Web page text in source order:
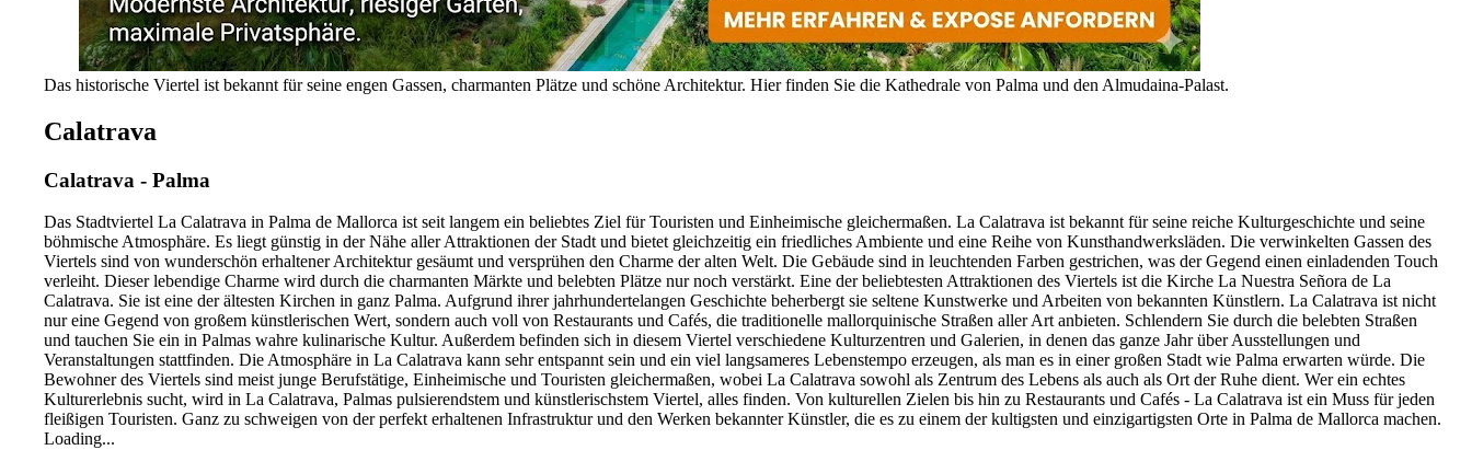
Das historische Viertel ist bekannt für seine engen Gassen, charmanten Plätze und schöne Architektur. Hier finden Sie die Kathedrale von Palma und den Almudaina-Palast.
Calatrava
Calatrava - Palma
Das Stadtviertel La Calatrava in Palma de Mallorca ist seit langem ein beliebtes Ziel für Touristen und Einheimische gleichermaßen. La Calatrava ist bekannt für seine reiche Kulturgeschichte und seine
böhmische Atmosphäre. Es liegt günstig in der Nähe aller Attraktionen der Stadt und bietet gleichzeitig ein friedliches Ambiente und eine Reihe von Kunsthandwerksläden. Die verwinkelten Gassen des
Viertels sind von wunderschön erhaltener Architektur gesäumt und versprühen den Charme der alten Welt. Die Gebäude sind in leuchtenden Farben gestrichen, was der Gegend einen einladenden Touch
verleiht. Dieser lebendige Charme wird durch die charmanten Märkte und belebten Plätze nur noch verstärkt. Eine der beliebtesten Attraktionen des Viertels ist die Kirche La Nuestra Señora de La
Calatrava. Sie ist eine der ältesten Kirchen in ganz Palma. Aufgrund ihrer jahrhundertelangen Geschichte beherbergt sie seltene Kunstwerke und Arbeiten von bekannten Künstlern. La Calatrava ist nicht
nur eine Gegend von großem künstlerischen Wert, sondern auch voll von Restaurants und Cafés, die traditionelle mallorquinische Straßen aller Art anbieten. Schlendern Sie durch die belebten Straßen
und tauchen Sie ein in Palmas wahre kulinarische Kultur. Außerdem befinden sich in diesem Viertel verschiedene Kulturzentren und Galerien, in denen das ganze Jahr über Ausstellungen und
Veranstaltungen stattfinden. Die Atmosphäre in La Calatrava kann sehr entspannt sein und ein viel langsameres Lebenstempo erzeugen, als man es in einer großen Stadt wie Palma erwarten würde. Die
Bewohner des Viertels sind meist junge Berufstätige, Einheimische und Touristen gleichermaßen, wobei La Calatrava sowohl als Zentrum des Lebens als auch als Ort der Ruhe dient. Wer ein echtes
Kulturerlebnis sucht, wird in La Calatrava, Palmas pulsierendstem und künstlerischstem Viertel, alles finden. Von kulturellen Zielen bis hin zu Restaurants und Cafés - La Calatrava ist ein Muss für jeden
fleißigen Touristen. Ganz zu schweigen von der perfekt erhaltenen Infrastruktur und den Werken bekannter Künstler, die es zu einem der kultigsten und einzigartigsten Orte in Palma de Mallorca machen.
Loading...